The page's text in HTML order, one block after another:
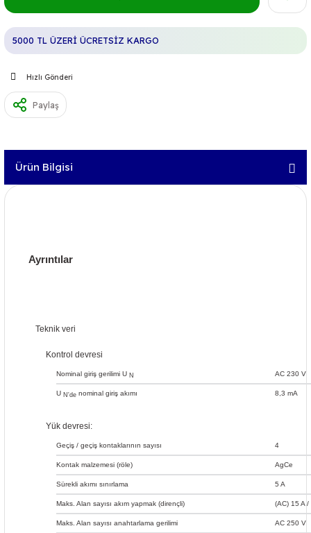
5000 TL ÜZERİ ÜCRETSİZ KARGO
Hızlı Gönderi
Paylaş
Ürün Bilgisi
Ayrıntılar
Teknik veri
Kontrol devresi
Nominal giriş gerilimi U N AC 230 V
U N'de nominal giriş akımı 8,3 mA
Yük devresi:
Geçiş / geçiş kontaklarının sayısı 4
Kontak malzemesi (röle) AgCe
Sürekli akımı sınırlama 5 A
Maks. Alan sayısı akım yapmak (dirençli) (AC) 15 A /
Maks. Alan sayısı anahtarlama gerilimi AC 250 V